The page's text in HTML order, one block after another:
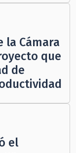
la Cámara
que
de
el